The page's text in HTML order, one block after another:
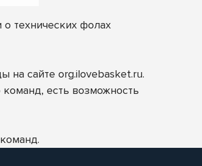
технических фолах
на сайте org.ilovebasket.ru.
есть возможность